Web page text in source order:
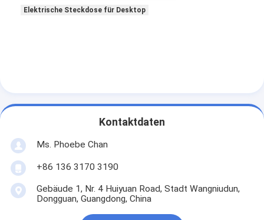
Elektrische Steckdose für Desktop
Kontaktdaten
Ms. Phoebe Chan
+86 136 3170 3190
Gebäude 1, Nr. 4 Huiyuan Road, Stadt Wangniudun,
Dongguan, Guangdong, China